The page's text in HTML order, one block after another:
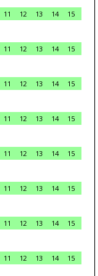
11 12 13 14
15
11 12 13 14
15
11 12 13 14
15
11 12 13 14
15
11 12 13 14
15
11 12 13 14
15
11 12 13 14
15
11 12 13 14
15